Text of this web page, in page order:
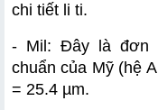
chi tiết li ti.
- Mil: Đây là đơn
chuẩn của Mỹ (hệ
= 25.4 µm.